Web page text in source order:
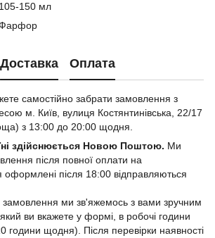
105-150 мл
Доставка Оплата
самостійно забрати замовлення з
м. Київ, вулиця Костянтинівська, 22/17
з 13:00 до 20:00 щодня.
здійснюється Новою Поштою. Ми
після повної оплати на
оформлені після 18:00 відправляються
ми зв'яжемось з вами зручним
ви вкажете у формі, в робочі години
години щодня). Після перевірки наявності